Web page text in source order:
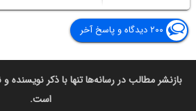
۲۰۰ دیدگاه و پاسخ آخر
بازنشر مطالب در رسانه‌ها تنها با ذکر نویسنده و
است.